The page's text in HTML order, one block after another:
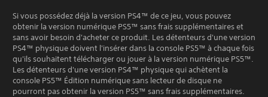
Si vous possédez déjà la version PS4™ de ce jeu, vous pouvez
obtenir la version numérique PS5™ sans frais supplémentaires et
sans avoir besoin d'acheter ce produit. Les détenteurs d'une version
PS4™ physique doivent l'insérer dans la console PS5™ à chaque fois
qu'ils souhaitent télécharger ou jouer à la version numérique PS5™.
Les détenteurs d'une version PS4™ physique qui achètent la
console PS5™ Édition numérique sans lecteur de disque ne
pourront pas obtenir la version PS5™ sans frais supplémentaires.